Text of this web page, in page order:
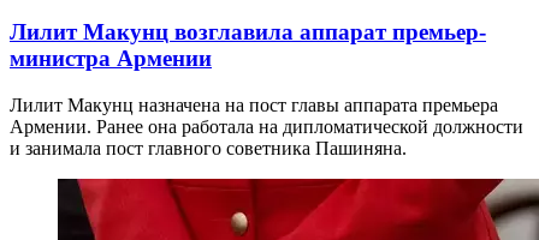
Лилит Макунц возглавила аппарат премьер-
министра Армении
Лилит Макунц назначена на пост главы аппарата премьера
Армении. Ранее она работала на дипломатической должности
и занимала пост главного советника Пашиняна.